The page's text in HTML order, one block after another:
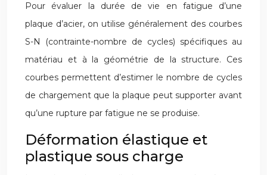
Pour évaluer la durée de vie en fatigue d’une
plaque d’acier, on utilise généralement des courbes
S-N (contrainte-nombre de cycles) spécifiques au
matériau et à la géométrie de la structure. Ces
courbes permettent d’estimer le nombre de cycles
de chargement que la plaque peut supporter avant
qu’une rupture par fatigue ne se produise.
Déformation élastique et
plastique sous charge